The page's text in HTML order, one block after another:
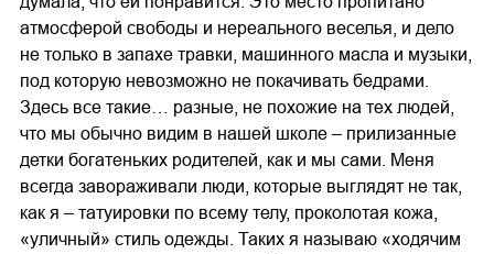
атмосферой свободы и нереального веселья, и дело
не только в запахе травки, машинного масла и музыки,
под которую невозможно не покачивать бедрами.
Здесь все такие… разные, не похожие на тех людей,
что мы обычно видим в нашей школе – прилизанные
детки богатеньких родителей, как и мы сами. Меня
всегда завораживали люди, которые выглядят не так,
как я – татуировки по всему телу, проколотая кожа,
«уличный» стиль одежды. Таких я называю «ходячим